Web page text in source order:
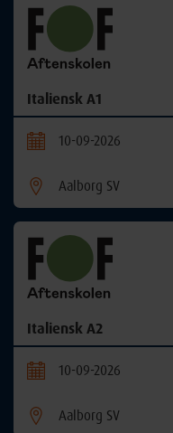
Italiensk A1
10-09-2026
Aalborg SV
Italiensk A2
10-09-2026
Aalborg SV